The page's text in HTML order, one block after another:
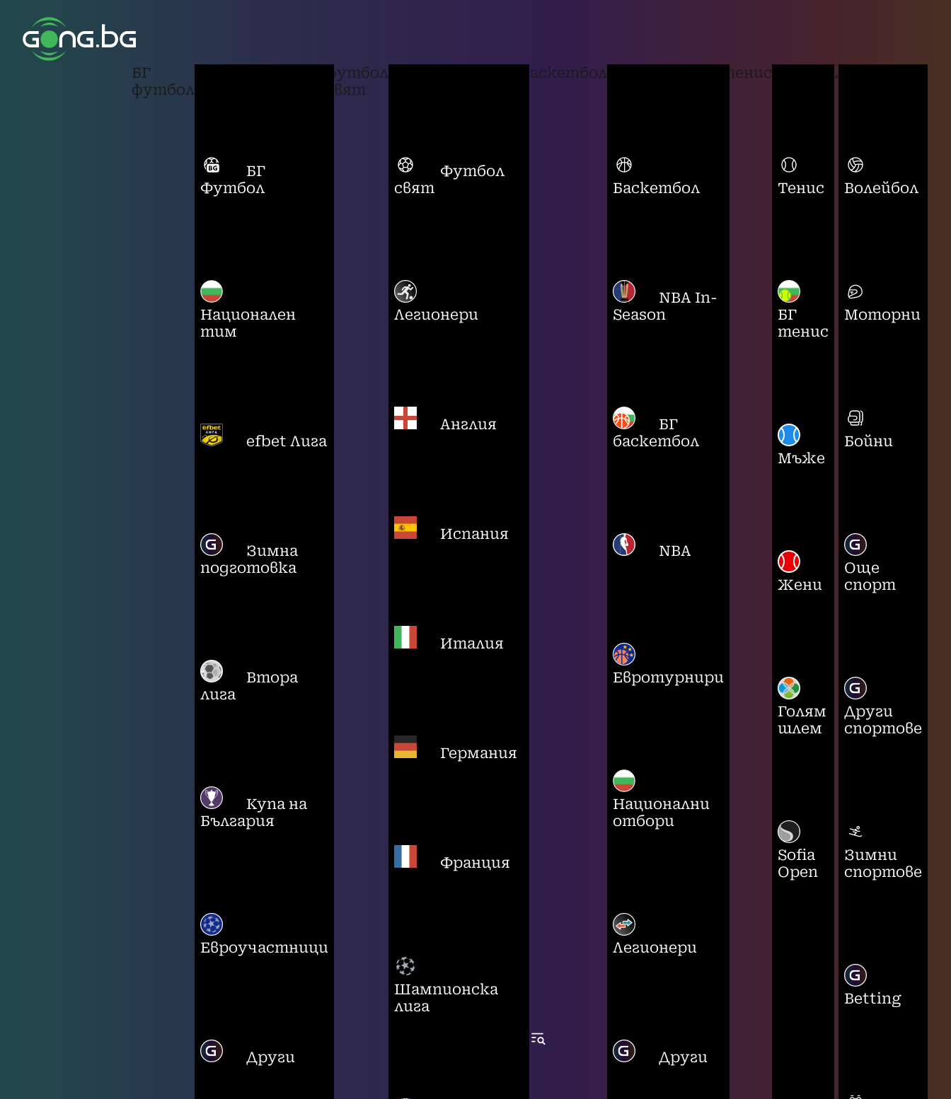
БГ
футбол
БГ
Футбол
Национален
тим
efbet Лига
Зимна
подготовка
Втора
лига
Купа на
България
Евроучастници
Други
футбол
свят
Футбол
свят
Легионери
Англия
Испания
Италия
Германия
Франция
Шампионска
лига
баскетбол
Баскетбол
NBA In-
Season
БГ
баскетбол
NBA
Евротурнири
Национални
отбори
Легионери
Други
тенис
Тенис
БГ
тенис
Мъже
Жени
Голям
шлем
Sofia
Open
...
Волейбол
Моторни
Бойни
Още
спорт
Други
спортове
Зимни
спортове
Betting